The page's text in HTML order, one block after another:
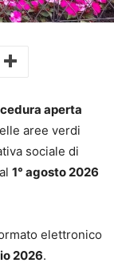
aperta
aree verdi
sociale di
1° agosto 2026
elettronico
2026.